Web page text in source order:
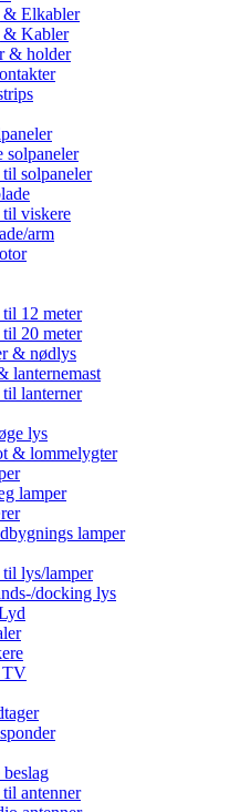
Elkabler
& Kabler
& holder
solpaneler
solpaneler
viskere
arm
12 meter
20 meter
& nødlys
lanternemast
lanterner
lys
& lommelygter
lamper
lamper
lys/lamper
docking lys
TV
antenner